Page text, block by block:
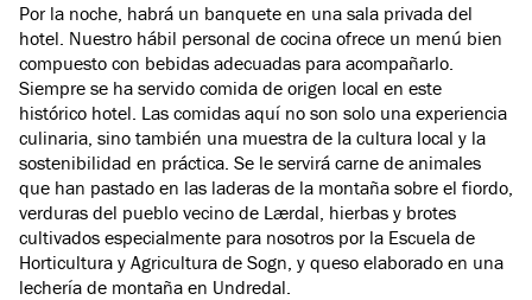
Por la noche, habrá un banquete en una sala privada del
hotel. Nuestro hábil personal de cocina ofrece un menú bien
compuesto con bebidas adecuadas para acompañarlo.
Siempre se ha servido comida de origen local en este
histórico hotel. Las comidas aquí no son solo una experiencia
culinaria, sino también una muestra de la cultura local y la
sostenibilidad en práctica. Se le servirá carne de animales
que han pastado en las laderas de la montaña sobre el fiordo,
verduras del pueblo vecino de Lærdal, hierbas y brotes
cultivados especialmente para nosotros por la Escuela de
Horticultura y Agricultura de Sogn, y queso elaborado en una
lechería de montaña en Undredal.